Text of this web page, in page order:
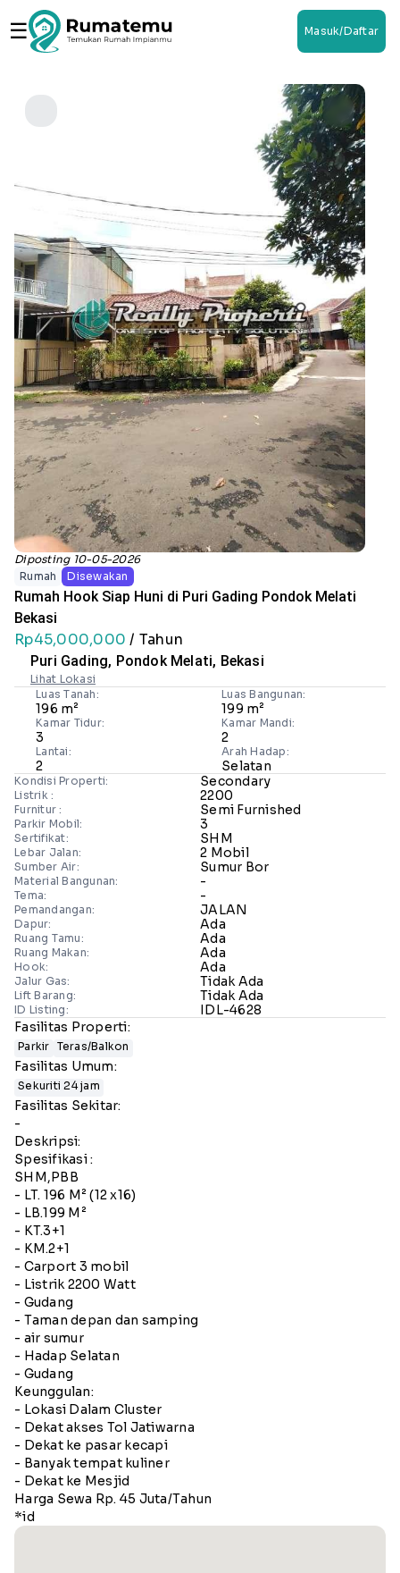
☰ Masuk/Daftar
Diposting 10-05-2026
Rumah
Disewakan
Rumah Hook Siap Huni di Puri Gading Pondok Melati
Bekasi
Rp45,000,000/ Tahun
Puri Gading, Pondok Melati, Bekasi
Lihat Lokasi
Luas Tanah:
196 m²
Luas Bangunan:
199 m²
Kamar Tidur:
3
Kamar Mandi:
2
Lantai:
2
Arah Hadap:
Selatan
Kondisi Properti: Secondary
Listrik : 2200
Furnitur : Semi Furnished
Parkir Mobil: 3
Sertifikat: SHM
Lebar Jalan: 2 Mobil
Sumber Air: Sumur Bor
Material Bangunan: -
Tema: -
Pemandangan: JALAN
Dapur: Ada
Ruang Tamu: Ada
Ruang Makan: Ada
Hook: Ada
Jalur Gas: Tidak Ada
Lift Barang: Tidak Ada
ID Listing:
IDL-4628
Fasilitas Properti:
Parkir Teras/Balkon
Fasilitas Umum:
Sekuriti 24 jam
Fasilitas Sekitar:
-
Deskripsi:
Spesifikasi :
SHM,PBB
- LT. 196 M² (12 x16)
- LB.199 M²
- KT.3+1
- KM.2+1
- Carport 3 mobil
- Listrik 2200 Watt
- Gudang
- Taman depan dan samping
- air sumur
- Hadap Selatan
- Gudang
Keunggulan:
- Lokasi Dalam Cluster
- Dekat akses Tol Jatiwarna
- Dekat ke pasar kecapi
- Banyak tempat kuliner
- Dekat ke Mesjid
Harga Sewa Rp. 45 Juta/Tahun